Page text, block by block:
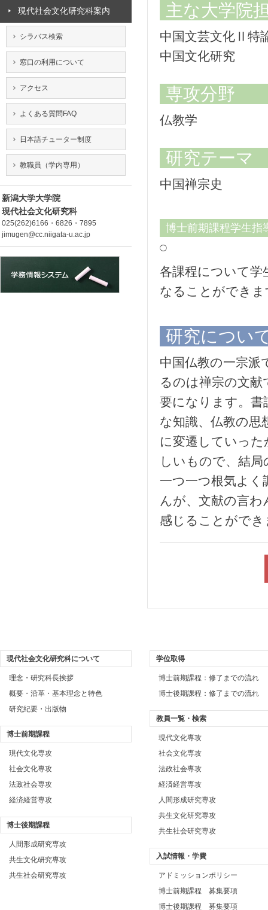
現代社会文化研究科案内
シラバス検索
窓口の利用について
アクセス
よくある質問FAQ
日本語チューター制度
教職員（学内専用）
新潟大学大学院
現代社会文化研究科
025(262)6166・6826・7895
jimugen@cc.niigata-u.ac.jp
主な大学院
中国文芸文化Ⅱ特
中国文化研究
専攻分野
仏教学
研究テーマ
中国禅宗史
博士前期課程学生指
◯
各課程について学
なることができま
研究につい
中国仏教の一宗派
るのは禅宗の文
要になります。書
な知識、仏教の思
に変遷していっ
しいもので、結
一つ一つ根気よ
んが、文献の言
感じることができ
現代社会文化研究科について
理念・研究科長挨拶
概要・沿革・基本理念と特色
研究紀要・出版物
博士前期課程
現代文化専攻
社会文化専攻
法政社会専攻
経済経営専攻
博士後期課程
人間形成研究専攻
共生文化研究専攻
共生社会研究専攻
学位取得
博士前期課程：修了までの流れ
博士後期課程：修了までの流れ
教員一覧・検索
現代文化専攻
社会文化専攻
法政社会専攻
経済経営専攻
人間形成研究専攻
共生文化研究専攻
共生社会研究専攻
入試情報・学費
アドミッションポリシー
博士前期課程 募集要項
博士後期課程 募集要項